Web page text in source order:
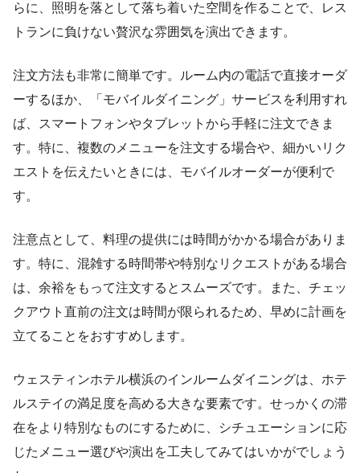
らに、照明を落として落ち着いた空間を作ることで、レス
トランに負けない贅沢な雰囲気を演出できます。
注文方法も非常に簡単です。ルーム内の電話で直接オーダ
ーするほか、「モバイルダイニング」サービスを利用すれ
ば、スマートフォンやタブレットから手軽に注文できま
す。特に、複数のメニューを注文する場合や、細かいリク
エストを伝えたいときには、モバイルオーダーが便利で
す。
注意点として、料理の提供には時間がかかる場合がありま
す。特に、混雑する時間帯や特別なリクエストがある場合
は、余裕をもって注文するとスムーズです。また、チェッ
クアウト直前の注文は時間が限られるため、早めに計画を
立てることをおすすめします。
ウェスティンホテル横浜のインルームダイニングは、ホテ
ルステイの満足度を高める大きな要素です。せっかくの滞
在をより特別なものにするために、シチュエーションに応
じたメニュー選びや演出を工夫してみてはいかがでしょう